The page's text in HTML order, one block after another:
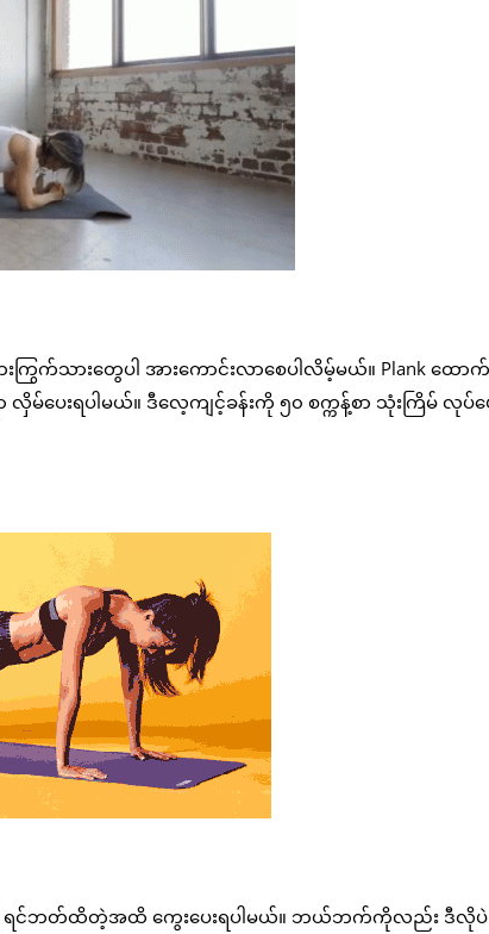
သားတွေပါ အားကောင်းလာစေပါလိမ့်မယ်။ Plank ထော
ေးရပါမယ်။ ဒီလေ့ကျင့်ခန်းကို ၅၀ စက္ကန့်စာ သုံးကြိမ် လုပ်ပေ
ရင်ဘတ်ထိတဲ့အထိ ကွေးပေးရပါမယ်။ ဘယ်ဘက်ကိုလည်း ဒီလို